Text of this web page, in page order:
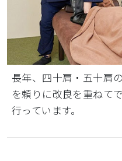
長年、四十肩・五十肩
を頼りに改良を重ねて
行っています。